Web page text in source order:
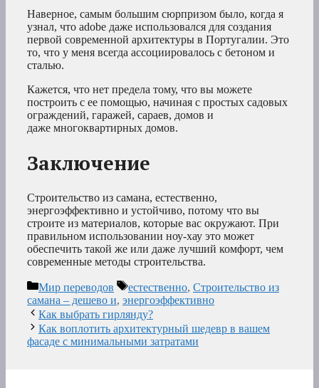
Наверное, самым большим сюрпризом было, когда я
узнал, что adobe даже использовался для создания
первой современной архитектуры в Португалии. Это
то, что у меня всегда ассоциировалось с бетоном и
сталью.
Кажется, что нет предела тому, что вы можете
построить с ее помощью, начиная с простых садовых
ограждений, гаражей, сараев, домов и
даже многоквартирных домов.
Заключение
Строительство из самана, естественно,
энергоэффективно и устойчиво, потому что вы
строите из материалов, которые вас окружают. При
правильном использовании ноу-хау это может
обеспечить такой же или даже лучший комфорт, чем
современные методы строительства.
Рубрики
Мир переводов Метки
естественно, Строительство из
самана – дешево и, энергоэффективно
Как выбрать гирлянду?
Как воплотить архитектурный шедевр в вашем
фасаде с минимальными затратами